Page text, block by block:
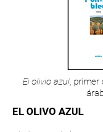
El olivio azul, primer
EL OLIVO AZUL